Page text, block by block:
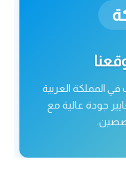
المملكة العربية
جودة عالية مع